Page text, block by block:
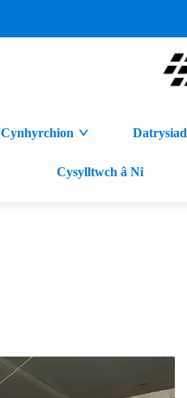
Cynhyrchion Datrysiad
Cysylltwch â Ni